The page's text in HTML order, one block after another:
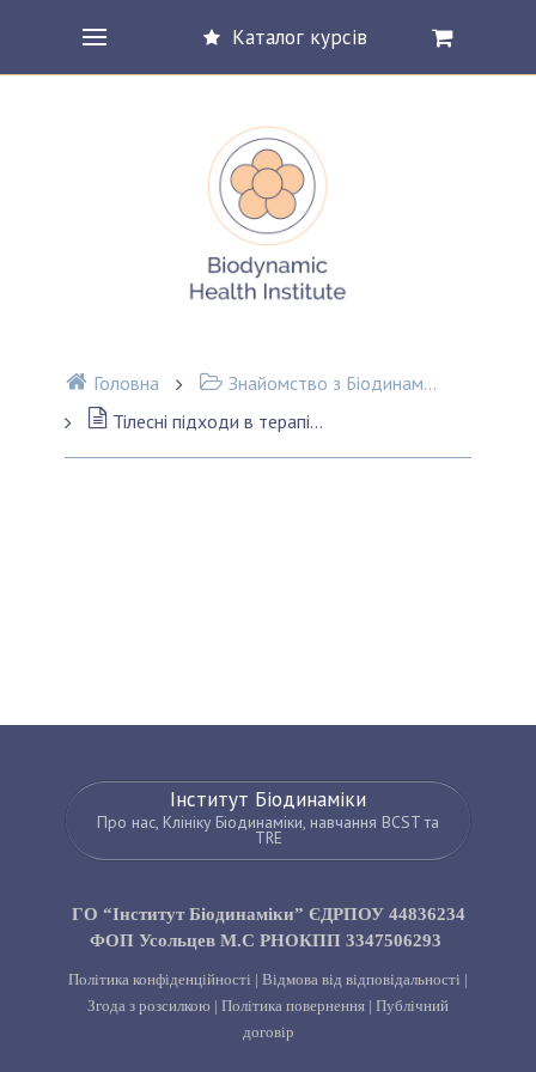
Каталог курсів
Головна
Знайомство з Біодинамікою
Тілесні підходи в терапії травми. Стів Хейнс.
Інститут Біодинаміки
Про нас, Клініку Біодинаміки, навчання BCST та
TRE
ГО “Інститут Біодинаміки” ЄДРПОУ 44836234
ФОП Усольцев М.С РНОКПП 3347506293
Політика конфіденційності | Відмова від відповідальності |
Згода з розсилкою | Політика повернення | Публічний
договір